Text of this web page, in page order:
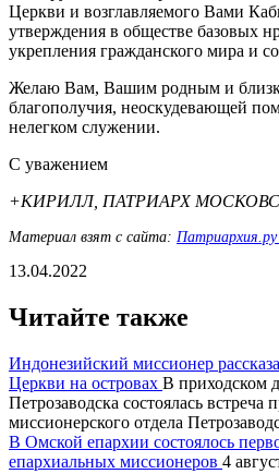
Церкви и возглавляемого Вами
утверждения в обществе базовых
укрепления гражданского мира и
Желаю Вам, Вашим родным и
благополучия, неоскудевающей
нелегком служении.
С уважением
+КИРИЛЛ, ПАТРИАРХ
Материал взят с сайта:
13.04.2022
Читайте также
Индонезийский миссионер
Церкви на островах В приходском
Петрозаводска состоялась встреча
миссионерского отдела
В Омской епархии состоялось
епархиальных миссионеров 4